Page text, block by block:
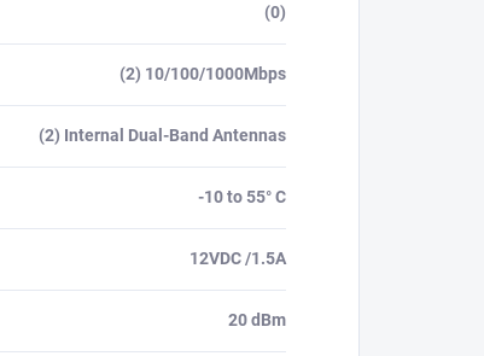
(0)
(2) 10/100/1000Mbps
(2) Internal Dual-Band Antennas
-10 to 55° C
12VDC /1.5A
20 dBm